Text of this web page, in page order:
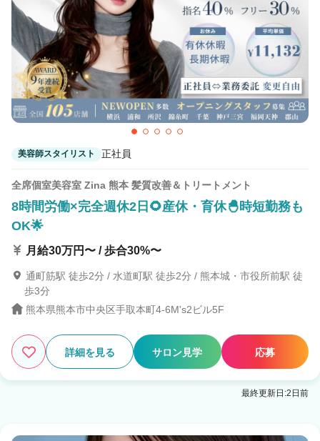
美容師スタイリスト 正社員
全席個室美容室 Zina 熊本 髪質改善＆トリートメント
8時間労働×完全週休2日🌻産休・育休🐣時短勤務も
OK🌟
月給30万円〜 / 歩合30%〜
通町筋駅 徒歩2分 / 水道町駅 徒歩2分 / 熊本城・市役所前駅 徒
歩3分
熊本県熊本市中央区手取本町4-6M's2ビル5F
詳細を見る サロン見学 応募
最終更新日:2日前